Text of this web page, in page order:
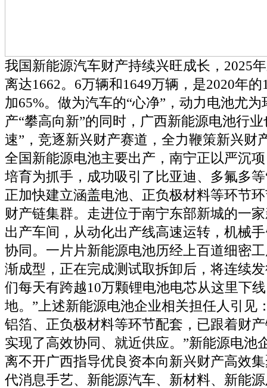
我国新能源汽车财产持续兴旺成长，2025
离达1662。6万辆和1649万辆，是2020年
加65%。做为汽车的“心净”，动力电池尤
产“攀高向新”的同时，广西新能源电池行
速”，竞逐新兴财产赛道，全力鞭策新兴财
全国新能源电池主要出产，南宁正以严沉
培育为抓手，成功吸引了比亚迪、多氟多
正加快建立涵盖电池、正负极材料等环节
财产链集群。走进位于南宁东部新城的一
出产车间，从动化出产线高速运转，机械
协同。一片片新能源电池历经上百道细密
渐成型，正在完成测试取拆卸后，将连续
们每天有跨越10万颗锂电池电芯从这里下
地。”上述新能源电池企业相关担任人引见
铝箔、正负极材料等环节配套，已跟着财
实现了高效协同、就近供应。”新能源电池
离不开广西指导优良资本向新兴财产高效
代消息手艺、新能源汽车、新材料、新能